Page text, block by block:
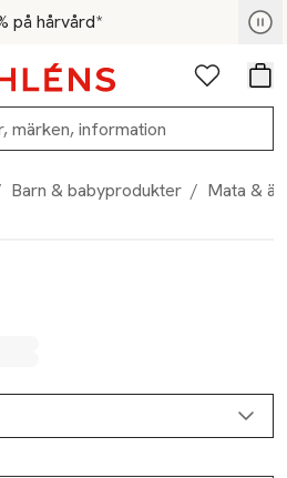
på hårvård*
- Shoppa nu
Favoriter
Barn & babyprodukter / Mata &